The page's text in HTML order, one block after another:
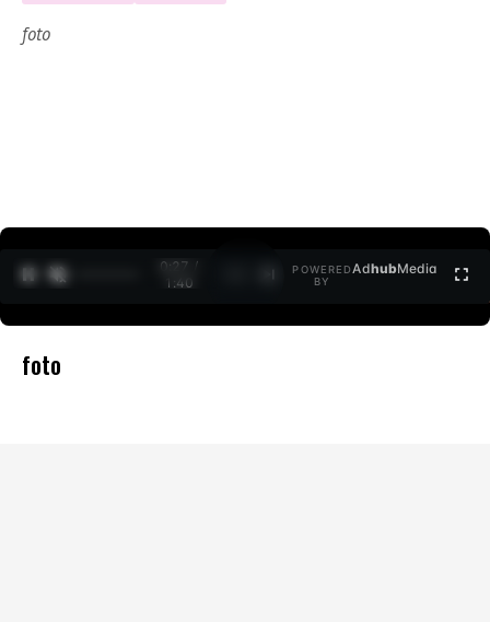
foto
0:27 /
1:40
POWERED
BY
AdhubMedia
foto